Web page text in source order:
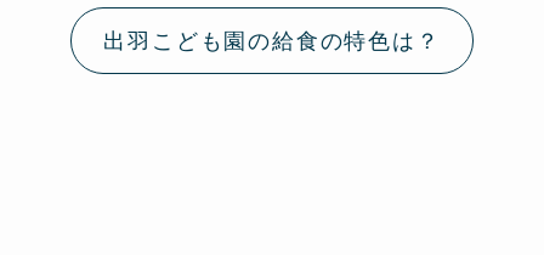
出羽こども園の給食の特色は？